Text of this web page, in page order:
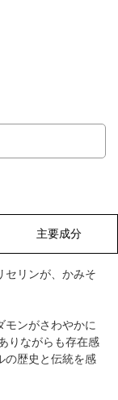
主要成分
セリンが、かみそ
モンがさわやかに
りながらも存在感
の歴史と伝統を感